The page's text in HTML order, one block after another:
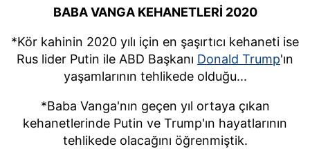
BABA VANGA KEHANETLERİ 2020
*Kör kahinin 2020 yılı için en şaşırtıcı kehaneti ise
Rus lider Putin ile ABD Başkanı Donald Trump'ın
yaşamlarının tehlikede olduğu...
*Baba Vanga'nın geçen yıl ortaya çıkan
kehanetlerinde Putin ve Trump'ın hayatlarının
tehlikede olacağını öğrenmiştik.